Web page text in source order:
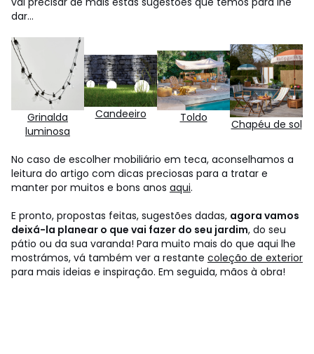
dar...
Grinalda
luminosa
Candeeiro Toldo Chapéu de sol
No caso de escolher mobiliário em teca, aconselhamos a
leitura do artigo com dicas preciosas para a tratar e
manter por muitos e bons anos aqui.
E pronto, propostas feitas, sugestões dadas, agora vamos
deixá-la planear o que vai fazer do seu jardim, do seu
pátio ou da sua varanda! Para muito mais do que aqui lhe
mostrámos, vá também ver a restante coleção de exterior
para mais ideias e inspiração. Em seguida, mãos à obra!